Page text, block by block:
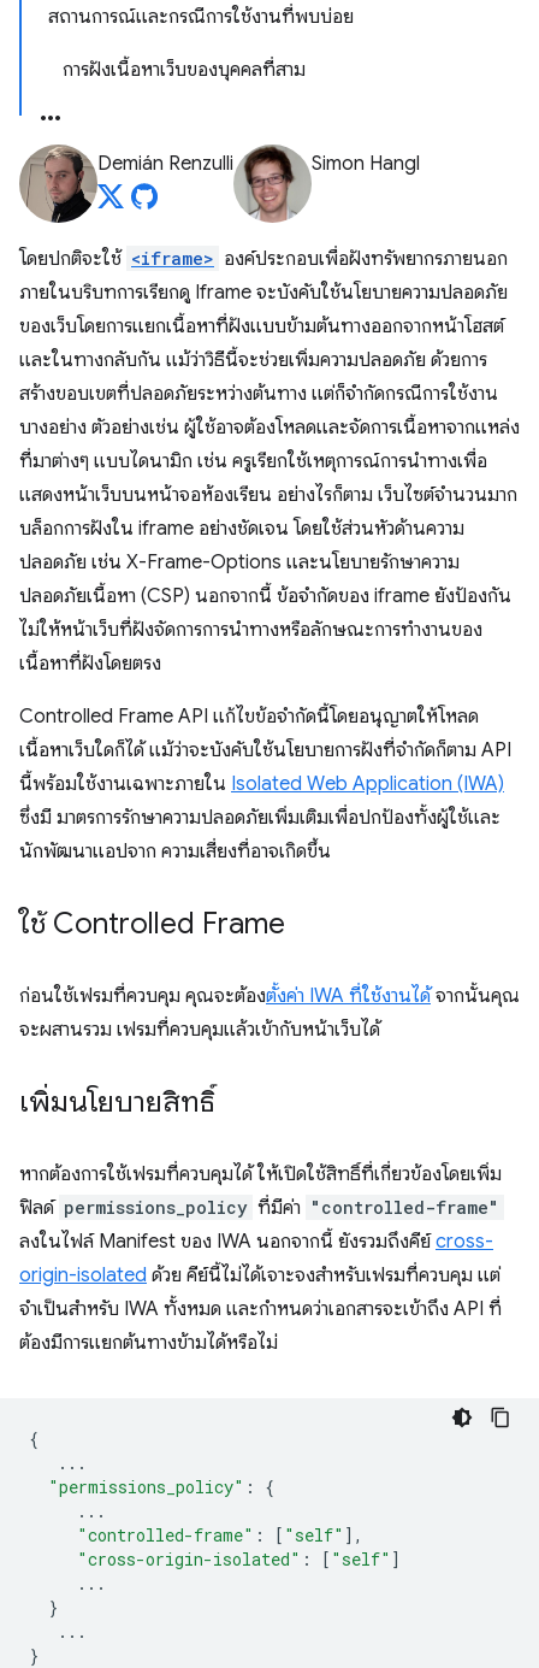
สถานการณ์และกรณีการใช้งานที่พบบ่อย
การฝังเนื้อหาเว็บของบุคคลที่สาม
Demián Renzulli Simon Hangl
โดยปกติจะใช้ <iframe> องค์ประกอบเพื่อฝังทรัพยากรภายนอก
ภายในบริบทการเรียกดู Iframe จะบังคับใช้นโยบายความปลอดภัย
ของเว็บโดยการแยกเนื้อหาที่ฝังแบบข้ามต้นทางออกจากหน้าโฮสต์
และในทางกลับกัน แม้ว่าวิธีนี้จะช่วยเพิ่มความปลอดภัย ด้วยการ
สร้างขอบเขตที่ปลอดภัยระหว่างต้นทาง แต่ก็จำกัดกรณีการใช้งาน
บางอย่าง ตัวอย่างเช่น ผู้ใช้อาจต้องโหลดและจัดการเนื้อหาจากแหล่ง
ที่มาต่างๆ แบบไดนามิก เช่น ครูเรียกใช้เหตุการณ์การนำทางเพื่อ
แสดงหน้าเว็บบนหน้าจอห้องเรียน อย่างไรก็ตาม เว็บไซต์จำนวนมาก
บล็อกการฝังใน iframe อย่างชัดเจน โดยใช้ส่วนหัวด้านความ
ปลอดภัย เช่น X-Frame-Options และนโยบายรักษาความ
ปลอดภัยเนื้อหา (CSP) นอกจากนี้ ข้อจำกัดของ iframe ยังป้องกัน
ไม่ให้หน้าเว็บที่ฝังจัดการการนำทางหรือลักษณะการทำงานของ
เนื้อหาที่ฝังโดยตรง
Controlled Frame API แก้ไขข้อจำกัดนี้โดยอนุญาตให้โหลด
เนื้อหาเว็บใดก็ได้ แม้ว่าจะบังคับใช้นโยบายการฝังที่จำกัดก็ตาม API
นี้พร้อมใช้งานเฉพาะภายใน Isolated Web Application (IWA)
ซึ่งมี มาตรการรักษาความปลอดภัยเพิ่มเติมเพื่อปกป้องทั้งผู้ใช้และ
นักพัฒนาแอปจาก ความเสี่ยงที่อาจเกิดขึ้น
ใช้ Controlled Frame
ก่อนใช้เฟรมที่ควบคุม คุณจะต้องตั้งค่า IWA ที่ใช้งานได้จากนั้นคุณ
จะผสานรวม เฟรมที่ควบคุมแล้วเข้ากับหน้าเว็บได้
เพิ่มนโยบายสิทธิ์
หากต้องการใช้เฟรมที่ควบคุมได้ ให้เปิดใช้สิทธิ์ที่เกี่ยวข้องโดยเพิ่ม
ฟิลด์ permissions_policy ที่มีค่า "controlled-frame"
ลงในไฟล์ Manifest ของ IWA นอกจากนี้ ยังรวมถึงคีย์cross-
origin-isolated ด้วย คีย์นี้ไม่ได้เจาะจงสำหรับเฟรมที่ควบคุม แต่
จำเป็นสำหรับ IWA ทั้งหมด และกำหนดว่าเอกสารจะเข้าถึง API ที่
ต้องมีการแยกต้นทางข้ามได้หรือไม่
{
...
"permissions_policy" :
{
...
"controlled-frame" : [ "self" ],
"cross-origin-isolated" : [ "self" ]
...
}
...
}